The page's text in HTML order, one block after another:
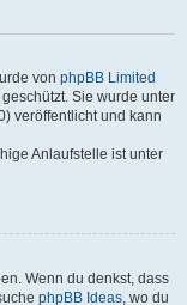
von phpBB Limited
Sie wurde unter
veröffentlicht und kann
Anlaufstelle ist unter
Wenn du denkst, dass
phpBB Ideas, wo du